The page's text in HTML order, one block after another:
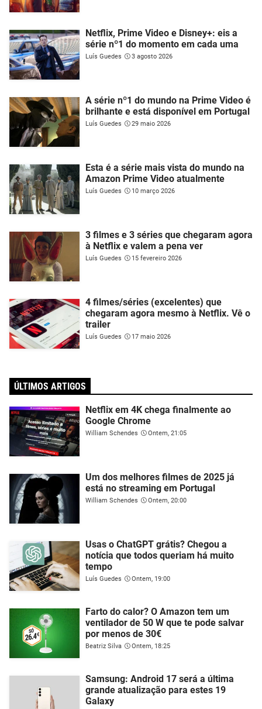
Netflix, Prime Video e Disney+: eis a
série nº1 do momento em cada uma
Luís Guedes 3 agosto 2026
A série nº1 do mundo na Prime Video é
brilhante e está disponível em Portugal
Luís Guedes 29 maio 2026
Esta é a série mais vista do mundo na
Amazon Prime Video atualmente
Luís Guedes 10 março 2026
3 filmes e 3 séries que chegaram agora
à Netflix e valem a pena ver
Luís Guedes 15 fevereiro 2026
4 filmes/séries (excelentes) que
chegaram agora mesmo à Netflix. Vê o
trailer
Luís Guedes 17 maio 2026
ÚLTIMOS ARTIGOS
Netflix em 4K chega finalmente ao
Google Chrome
William Schendes Ontem, 21:05
Um dos melhores filmes de 2025 já
está no streaming em Portugal
William Schendes Ontem, 20:00
Usas o ChatGPT grátis? Chegou a
notícia que todos queriam há muito
tempo
Luís Guedes Ontem, 19:00
Farto do calor? O Amazon tem um
ventilador de 50 W que te pode salvar
por menos de 30€
Beatriz Silva Ontem, 18:25
Samsung: Android 17 será a última
grande atualização para estes 19
Galaxy